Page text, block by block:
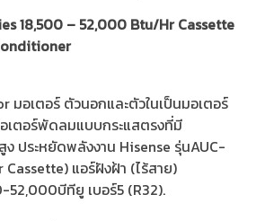
18,500 – 52,000 Btu/Hr Cassette
มอเตอร์ ตัวนอกและตัวในเป็นมอเตอร์
เตอร์พัดลมแบบกระแสตรงที่มี
ง ประหยัดพลังงาน Hisense รุ่นAUC-
Cassette) แอร์ฝังฝ้า (ไร้สาย)
52,000บีทียู เบอร์5 (R32).